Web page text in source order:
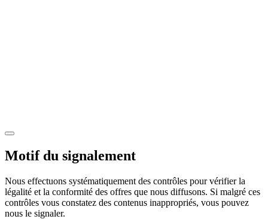
Motif du signalement
Nous effectuons systématiquement des contrôles pour vérifier la
légalité et la conformité des offres que nous diffusons. Si malgré ces
contrôles vous constatez des contenus inappropriés, vous pouvez
nous le signaler.